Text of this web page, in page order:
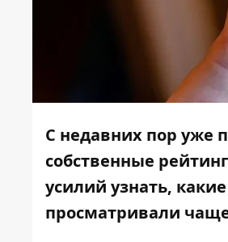
C недавних пор уже
собственные
усилий узнать,
просматривали